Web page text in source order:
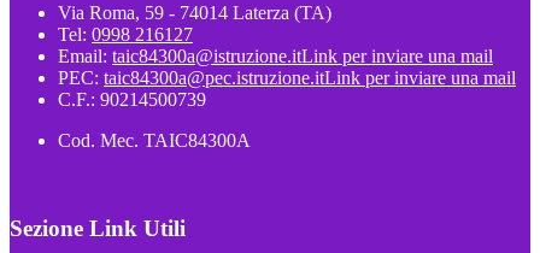
Via Roma, 59 - 74014 Laterza (TA)
Tel: 0998 216127
Email: taic84300a@istruzione.itLink per inviare una mail
PEC: taic84300a@pec.istruzione.itLink per inviare una mail
C.F.: 90214500739
Cod. Mec. TAIC84300A
Sezione Link Utili